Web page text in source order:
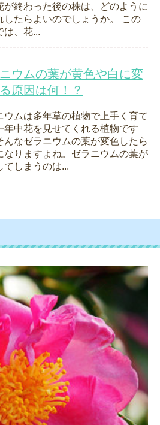
が終わった後の株は、どのように
したらよいのでしょうか。 この
は、花...
ウムの葉が黄色や白に変
原因は何！？
ウムは多年草の植物で上手く育て
年中花を見せてくれる植物です
んなゼラニウムの葉が変色したら
なりますよね。ゼラニウムの葉が
てしまうのは...